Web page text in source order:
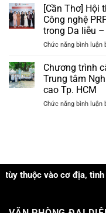
[Cần Thơ] Hội
Công nghệ
trong Da liễu
Chức năng bình luận
Chương trình
Trung tâm
cao Tp. HCM
Chức năng bình luận
trạng, khả năng